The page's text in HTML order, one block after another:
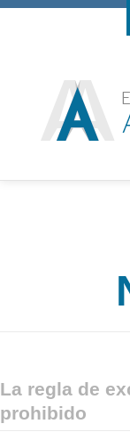
La regla de
prohibido